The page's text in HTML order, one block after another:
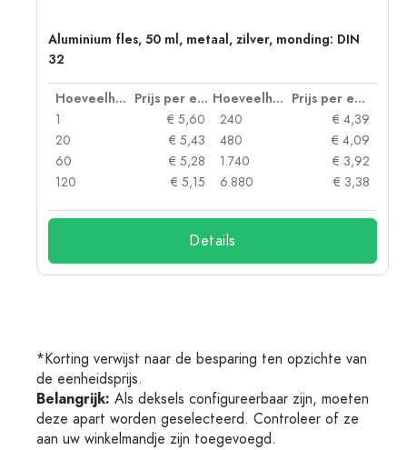
Aluminium fles, 50 ml, metaal, zilver, monding: DIN
32
Hoeveelheid Prijs per eenheid Hoeveelheid
Prijs per eenheid
1
€ 5,60
20
€ 5,43
60
€ 5,28
120
€ 5,15
240
€ 4,39
480
€ 4,09
1.740
€ 3,92
6.880
€ 3,38
Details
*Korting verwijst naar de besparing ten opzichte van
de eenheidsprijs.
Belangrijk: Als deksels configureerbaar zijn, moeten
deze apart worden geselecteerd. Controleer of ze
aan uw winkelmandje zijn toegevoegd.